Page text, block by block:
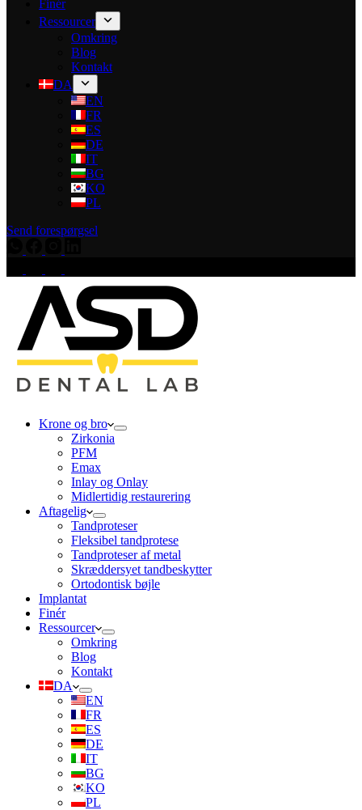
Finér
Ressourcer
Omkring
Blog
Kontakt
DA
EN
FR
ES
DE
IT
BG
KO
PL
Send forespørgsel
Krone og bro
Zirkonia
PFM
Emax
Inlay og Onlay
Midlertidig restaurering
Aftagelig
Tandproteser
Fleksibel tandprotese
Tandproteser af metal
Skræddersyet tandbeskytter
Ortodontisk bøjle
Implantat
Finér
Ressourcer
Omkring
Blog
Kontakt
DA
EN
FR
ES
DE
IT
BG
KO
PL